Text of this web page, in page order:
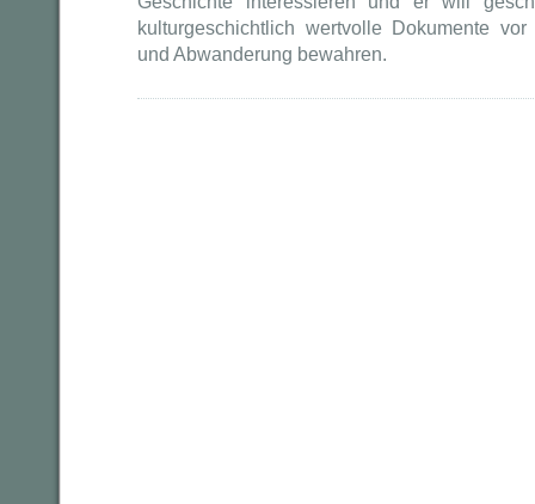
kulturgeschichtlich wertvolle Dokumente vor
und Abwanderung bewahren.